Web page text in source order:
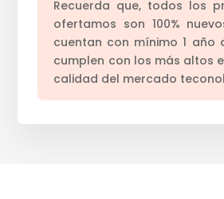
ofertamos son 100%
cuentan con mínimo 1 año
cumplen con los más altos
calidad del mercado